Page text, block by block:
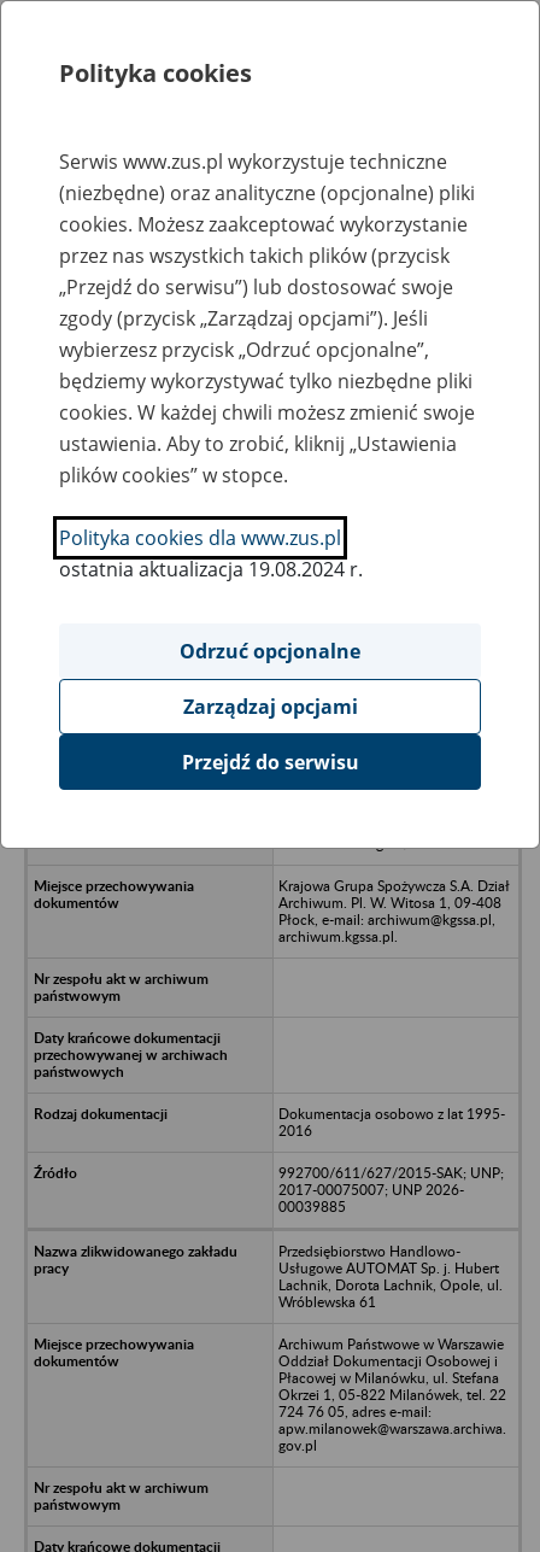
Rejestry, ewidencje i archiwa
Baza zlikwidowanych lub
przekształconych zakładów pracy
Nazwa zakładu pracy:
SZUKAJ
Ukryj wszystkie pozycje bazy
Przedsiębiorstwo Handlowo-
Krajowa Grupa Spożywcza S.A. Dział
Archiwum. Pl. W. Witosa 1, 09-408
Płock, e-mail: archiwum@kgssa.pl,
archiwum.kgssa.pl.
Dokumentacja osobowo z lat 1995-
2016
992700/611/627/2015-SAK; UNP;
2017-00075007; UNP 2026-
00039885
Przedsiębiorstwo Handlowo-
Usługowe AUTOMAT Sp. j. Hubert
Lachnik, Dorota Lachnik, Opole, ul.
Wróblewska 61
Archiwum Państwowe w Warszawie
Oddział Dokumentacji Osobowej i
Płacowej w Milanówku, ul. Stefana
Okrzei 1, 05-822 Milanówek, tel. 22
724 76 05, adres e-mail:
apw.milanowek@warszawa.archiwa.
gov.pl
Polityka cookies
Serwis www.zus.pl wykorzystuje techniczne
(niezbędne) oraz analityczne (opcjonalne) pliki
cookies. Możesz zaakceptować wykorzystanie
przez nas wszystkich takich plików (przycisk
„Przejdź do serwisu”) lub dostosować swoje
zgody (przycisk „Zarządzaj opcjami”). Jeśli
wybierzesz przycisk „Odrzuć opcjonalne”,
będziemy wykorzystywać tylko niezbędne pliki
cookies. W każdej chwili możesz zmienić swoje
ustawienia. Aby to zrobić, kliknij „Ustawienia
plików cookies” w stopce.
Polityka cookies dla www.zus.pl
ostatnia aktualizacja 19.08.2024 r.
Odrzuć opcjonalne
Zarządzaj opcjami
Przejdź do serwisu